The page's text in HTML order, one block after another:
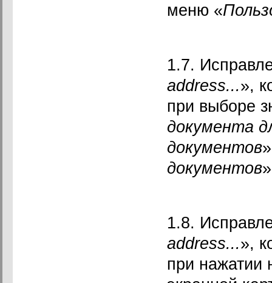
меню «
1.7.
address...»,
при выборе
документа
документов
документов
1.8.
address...»,
при нажатии